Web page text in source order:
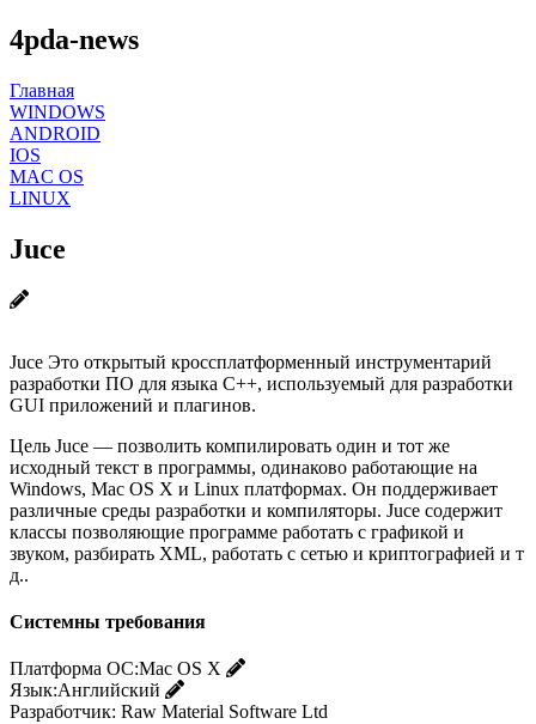
4pda-news
Главная
WINDOWS
ANDROID
IOS
MAC OS
LINUX
Juce
Juce Это открытый кроссплатформенный инструментарий
разработки ПО для языка C++, используемый для разработки
GUI приложений и плагинов.
Цель Juce — позволить компилировать один и тот же
исходный текст в программы, одинаково работающие на
Windows, Mac OS X и Linux платформах. Он поддерживает
различные среды разработки и компиляторы. Juce содержит
классы позволяющие программе работать с графикой и
звуком, разбирать XML, работать с сетью и криптографией и т
д..
Системны требования
Платформа ОС:Mac OS X
Язык:Английский
Разработчик: Raw Material Software Ltd